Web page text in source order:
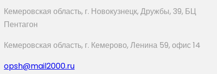
Кемеровская область, г. Новокузнецк, Дружбы, 39, БЦ
Пентагон
Кемеровская область, г. Кемерово, Ленина 59, офис 14
opsh@mail2000.ru